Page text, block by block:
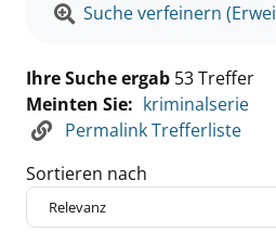
Suche verfeinern
Ihre Suche ergab 53 Treffer
Meinten Sie: kriminalserie
Permalink Trefferliste
Sortieren nach